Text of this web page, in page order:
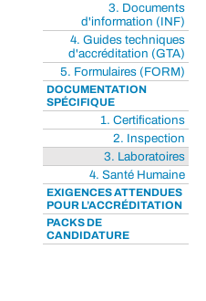
3. Documents
d'information (INF)
4. Guides techniques
d'accréditation (GTA)
5. Formulaires (FORM)
DOCUMENTATION
SPÉCIFIQUE
1. Certifications
2. Inspection
3. Laboratoires
4. Santé Humaine
EXIGENCES ATTENDUES
POUR L’ACCRÉDITATION
PACKS DE
CANDIDATURE